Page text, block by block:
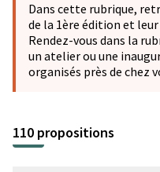
−
Dans cette rubrique,
de la 1ère édition et
Rendez-vous dans la
un atelier ou une
organisés près de chez
110 propositions